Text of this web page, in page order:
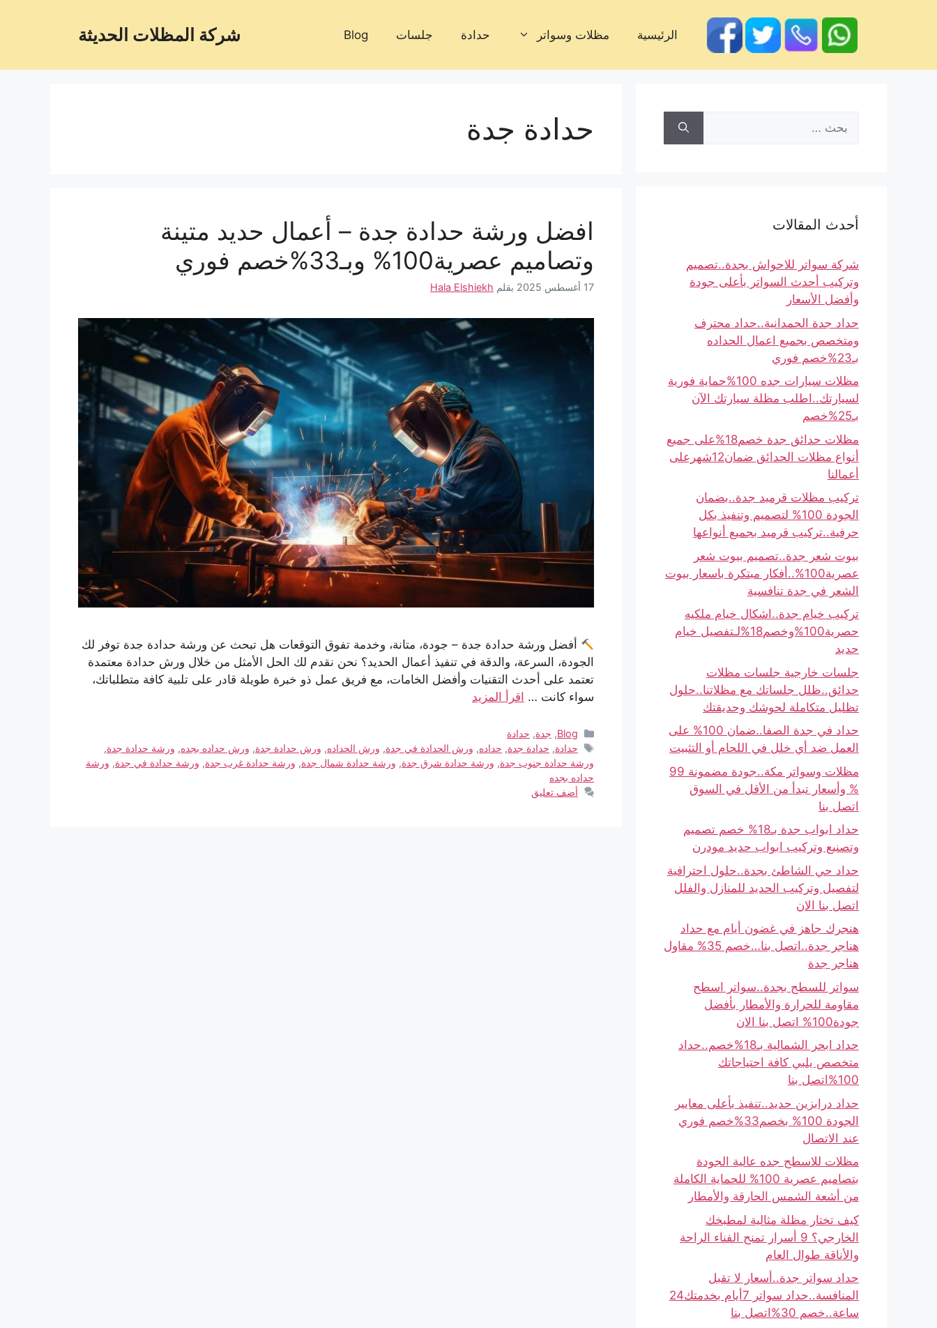
شركة المظلات الحديثة الرئيسية مظلات وسواتر حدادة جلسات Blog
حدادة جدة
افضل ورشة حدادة جدة – أعمال حديد متينة
وتصاميم عصرية100% وبـ33%خصم فوري
17 أغسطس 2025 بقلم Hala Elshiekh
أفضل ورشة حدادة جدة – جودة، متانة، وخدمة تفوق التوقعات هل تبحث عن ورشة حدادة جدة توفر لك
الجودة، السرعة، والدقة في تنفيذ أعمال الحديد؟ نحن نقدم لك الحل الأمثل من خلال ورش حدادة معتمدة
تعتمد على أحدث التقنيات وأفضل الخامات، مع فريق عمل ذو خبرة طويلة قادر على تلبية كافة متطلباتك،
سواء كانت … اقرأ المزيد
Blog
, جدة, حدادة
حدادة, حدادة جدة, حداده, ورش الحدادة في جدة, ورش الحداده, ورش حدادة جدة, ورش حداده بجده, ورشة حدادة جدة,
ورشة حدادة جنوب جدة, ورشة حدادة شرق جدة, ورشة حدادة شمال جدة, ورشة حدادة غرب جدة, ورشة حدادة في جدة, ورشة
حداده بجده
أضف تعليق
أحدث المقالات
شركة سواتر للاحواش بجدة..تصميم
وتركيب أحدث السواتر بأعلى جودة
وأفضل الأسعار
حداد جدة الحمدانية..حداد محترف
ومتخصص بجميع اعمال الحداده
بـ23%خصم فوري
مظلات سيارات جده 100%حماية فورية
لسيارتك..اطلب مظلة سيارتك الآن
بـ25%خصم
مظلات حدائق جدة خصم18%على جميع
أنواع مظلات الحدائق ضمان12شهرعلى
أعمالنا
تركيب مظلات قرميد جدة..بضمان
الجودة 100% لتصميم وتنفيذ بكل
حرفية..تركيب قرميد بجميع أنواعها
بيوت شعر جدة..تصميم بيوت شعر
عصرية100%..أفكار مبتكرة باسعار بيوت
الشعر في جدة تنافسية
تركيب خيام جدة..اشكال خيام ملكيه
حصرية100%وخصم18%لـتفصيل خيام
حديد
جلسات خارجية جلسات مظلات
حدائق..ظلل جلساتك مع مظلاتنا..حلول
تظليل متكاملة لحوشك وحديقتك
حداد في جدة الصفا..ضمان 100% على
العمل ضد أي خلل في اللحام أو التثبيت
مظلات وسواتر مكة..جودة مضمونة 99
% وأسعار تبدأ من الأقل في السوق
اتصل بنا
حداد ابواب جدة بـ18% خصم تصميم
وتصنيع وتركيب ابواب حديد مودرن
حداد حي الشاطئ بجدة..حلول احترافية
لتفصيل وتركيب الحديد للمنازل والفلل
اتصل بنا الان
هنجرك جاهز في غضون أيام مع حداد
هناجر جدة..اتصل بنا…خصم 35% مقاول
هناجر جدة
سواتر للسطح بجدة..سواتر اسطح
مقاومة للحرارة والأمطار بأفضل
جودة100% اتصل بنا الان
حداد ابحر الشمالية بـ18%خصم..حداد
متخصص يلبي كافة احتياجاتك
100%اتصل بنا
حداد درابزين حديد..تنفيذ بأعلى معايير
الجودة 100% بخصم33%خصم فوري
عند الاتصال
مظلات للاسطح جده عالية الجودة
بتصاميم عصرية 100% للحماية الكاملة
من أشعة الشمس الحارقة والأمطار
كيف تختار مظلة مثالية لمطبخك
الخارجي؟ 9 أسرار تمنح الفناء الراحة
والأناقة طوال العام
حداد سواتر جدة..أسعار لا تقبل
المنافسة..حداد سواتر 7أيام بخدمتك24
ساعة..خصم 30%اتصل بنا